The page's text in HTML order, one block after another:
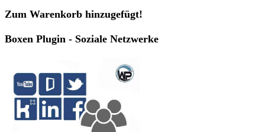
Zum Warenkorb hinzugefügt!
Boxen Plugin - Soziale Netzwerke